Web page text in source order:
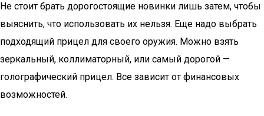
Не стоит брать дорогостоящие новинки лишь затем, чтобы
выяснить, что использовать их нельзя. Еще надо выбрать
подходящий прицел для своего оружия. Можно взять
зеркальный, коллиматорный, или самый дорогой —
голографический прицел. Все зависит от финансовых
возможностей.